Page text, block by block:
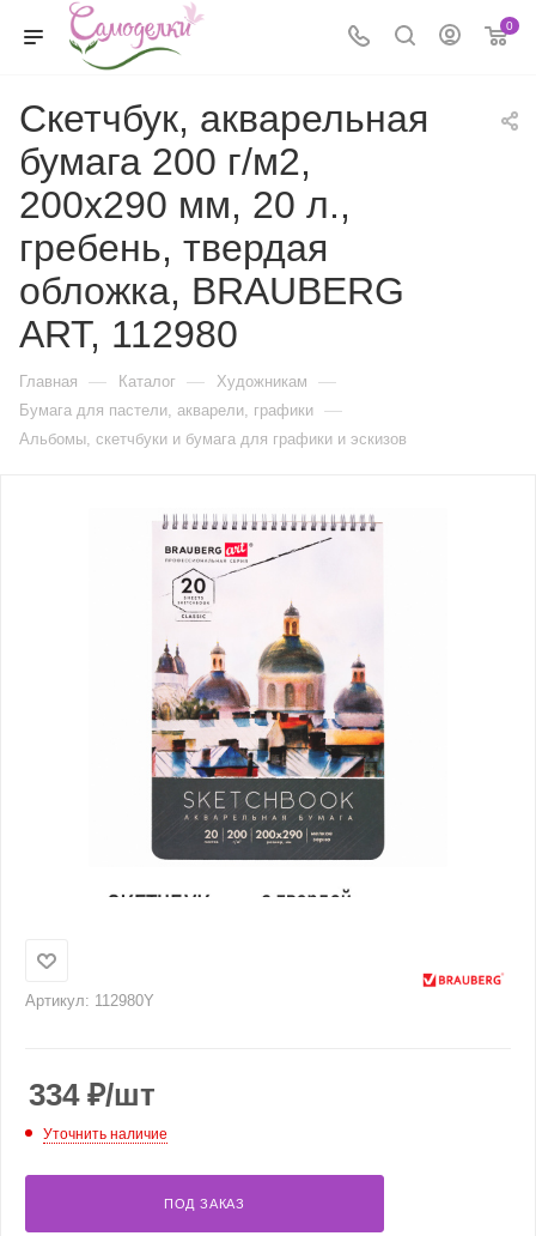
0
Скетчбук, акварельная
бумага 200 г/м2,
200х290 мм, 20 л.,
гребень, твердая
обложка, BRAUBERG
ART, 112980
Главная — Каталог — Художникам —
Бумага для пастели, акварели, графики —
Альбомы, скетчбуки и бумага для графики и эскизов
Артикул: 112980Y
334₽/шт
Уточнить наличие
ПОД ЗАКАЗ